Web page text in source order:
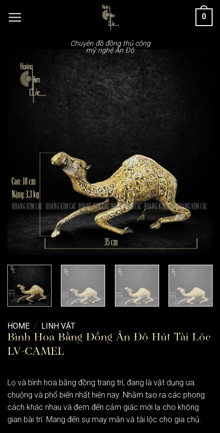
đến
Chuyên đồ đồng thủ công
mỹ nghệ Ấn Độ
0
HOME / LINH VẬT
Bình Hoa Bằng Đồng Ấn Độ Hút Tài Lộc
LV-CAMEL
Lọ và bình hoa bằng đồng trang trí, đang là vật dụng ưa
chuộng và phổ biến nhất hiện nay. Nhằm tạo ra các phong
cách khác nhau và đem đến cảm giác mới lạ cho không
gian bài trí. Mang đến sự may mắn và tài lộc cho gia chủ.